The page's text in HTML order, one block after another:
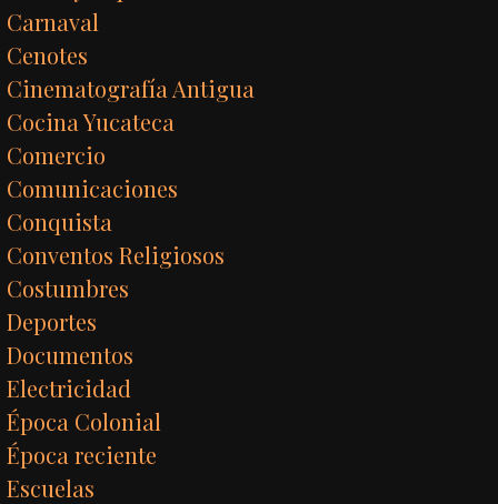
Carnaval
Cenotes
Cinematografía Antigua
Cocina Yucateca
Comercio
Comunicaciones
Conquista
Conventos Religiosos
Costumbres
Deportes
Documentos
Electricidad
Época Colonial
Época reciente
Escuelas